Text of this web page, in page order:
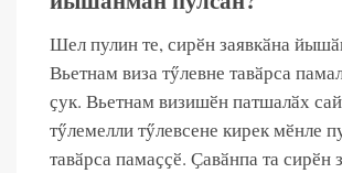
Шел пулин те, сирӗн заявкӑна
Вьетнам виза тӳлевне тавӑрса
ҫук. Вьетнам визишӗн патшалӑх
тӳлемелли тӳлевсене кирек мӗнле
тавӑрса памаҫҫӗ. Ҫавӑнпа та сирӗн